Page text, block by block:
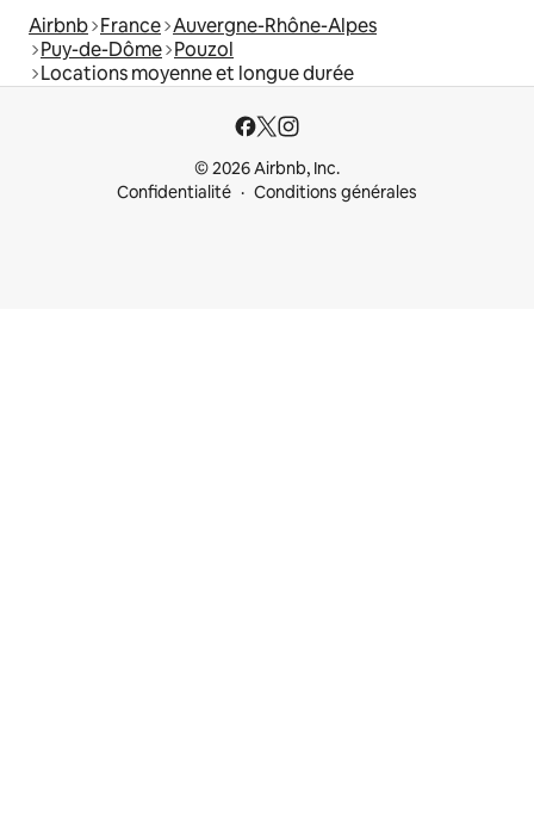
Airbnb France Auvergne-Rhône-Alpes
Puy-de-Dôme Pouzol
Locations moyenne et longue durée
© 2026 Airbnb, Inc.
Confidentialité
Conditions générales